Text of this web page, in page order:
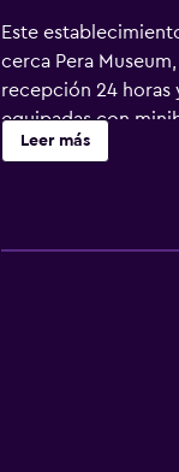
Este
cerca Pera
recepción 24 horas
equipadas con
propiedad ofrece
Leer más